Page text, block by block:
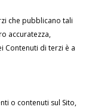
che pubblicano tali
accuratezza,
Contenuti di terzi è a
o contenuti sul Sito,